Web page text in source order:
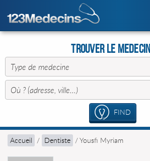
Trouver le Medecin
FIND
Accueil / Dentiste /Yousfi Myriam